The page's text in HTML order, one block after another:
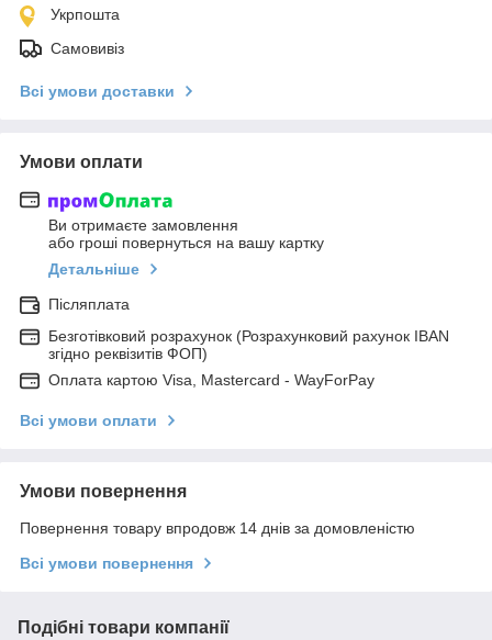
Укрпошта
Самовивіз
Всі умови доставки
Умови оплати
Ви отримаєте замовлення
або гроші повернуться на вашу картку
Детальніше
Післяплата
Безготівковий розрахунок (Розрахунковий рахунок IBAN
згідно реквізитів ФОП)
Оплата картою Visa, Mastercard - WayForPay
Всі умови оплати
Умови повернення
Повернення товару впродовж 14 днів за домовленістю
Всі умови повернення
Подібні товари компанії